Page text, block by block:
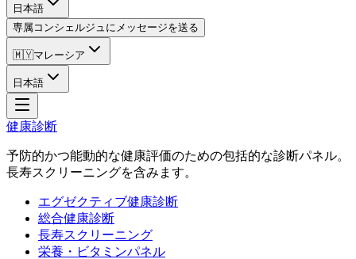
日本語
専属コンシェルジュにメッセージを送る
🇲🇾マレーシア
日本語
健康診断
予防的かつ能動的な健康評価のための包括的な診断パネル。
長寿スクリーニングを含みます。
エグゼクティブ健康診断
総合健康診断
長寿スクリーニング
栄養・ビタミンパネル